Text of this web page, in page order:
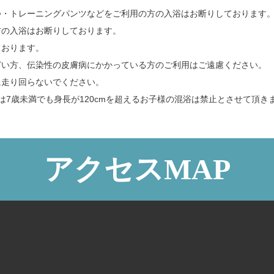
トレーニングパンツなどをご利用の方の入浴はお断りしております。
入浴はお断りしております。
ります。
方、伝染性の皮膚病にかかっている方のご利用はご遠慮ください。
り回らないでください。
7歳未満でも身長が120cmを超えるお子様の混浴は禁止とさせて頂き
アクセスMAP